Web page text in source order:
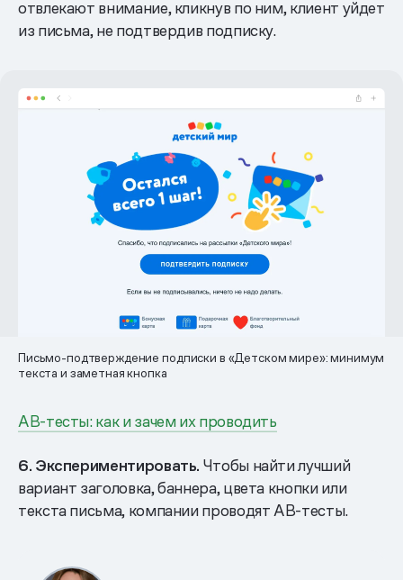
отвлекают внимание, кликнув по ним, клиент уйдет
из письма, не подтвердив подписку.
Письмо-подтверждение подписки в «Детском мире»: минимум
текста и заметная кнопка
AB-тесты: как и зачем их проводить
6. Экспериментировать. Чтобы найти лучший
вариант заголовка, баннера, цвета кнопки или
текста письма, компании проводят AB-тесты.